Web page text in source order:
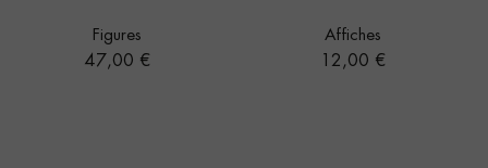
Figures
Prix
47,00 €
Affiches
Prix
12,00 €